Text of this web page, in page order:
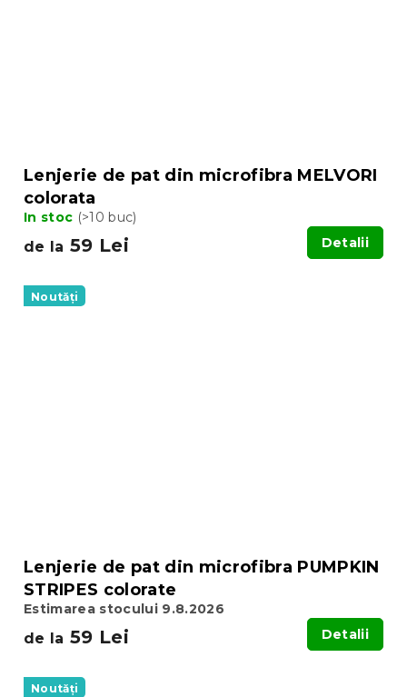
Lenjerie de pat din microfibra MELVORI
colorata
In stoc (>10 buc)
de la 59 Lei Detalii
Noutăți
Lenjerie de pat din microfibra PUMPKIN
STRIPES colorate
Estimarea stocului 9.8.2026
de la 59 Lei Detalii
Noutăți